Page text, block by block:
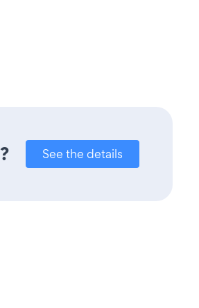
See the details